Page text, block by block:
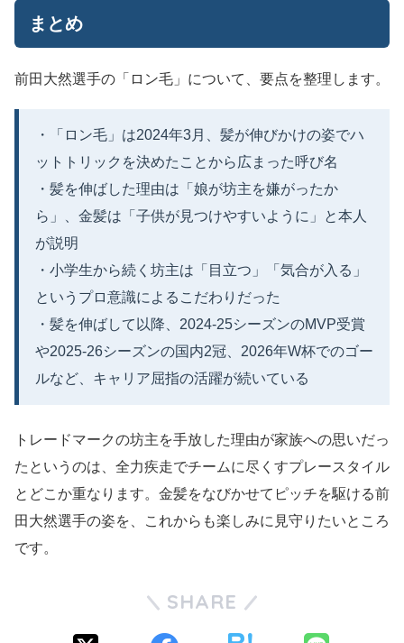
まとめ
前田大然選手の「ロン毛」について、要点を整理します。
・「ロン毛」は2024年3月、髪が伸びかけの姿でハ
ットトリックを決めたことから広まった呼び名
・髪を伸ばした理由は「娘が坊主を嫌がったか
ら」、金髪は「子供が見つけやすいように」と本人
が説明
・小学生から続く坊主は「目立つ」「気合が入る」
というプロ意識によるこだわりだった
・髪を伸ばして以降、2024-25シーズンのMVP受賞
や2025-26シーズンの国内2冠、2026年W杯でのゴー
ルなど、キャリア屈指の活躍が続いている
トレードマークの坊主を手放した理由が家族への思いだっ
たというのは、全力疾走でチームに尽くすプレースタイル
とどこか重なります。金髪をなびかせてピッチを駆ける前
田大然選手の姿を、これからも楽しみに見守りたいところ
です。
SHARE